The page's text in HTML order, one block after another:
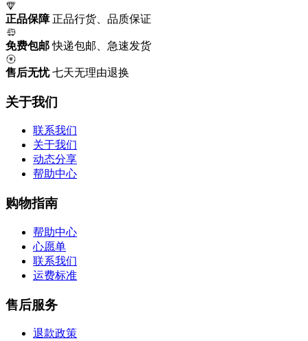
正品保障 正品行货、品质保证
免费包邮 快递包邮、急速发货
售后无忧 七天无理由退换
关于我们
联系我们
关于我们
动态分享
帮助中心
购物指南
帮助中心
心愿单
联系我们
运费标准
售后服务
退款政策